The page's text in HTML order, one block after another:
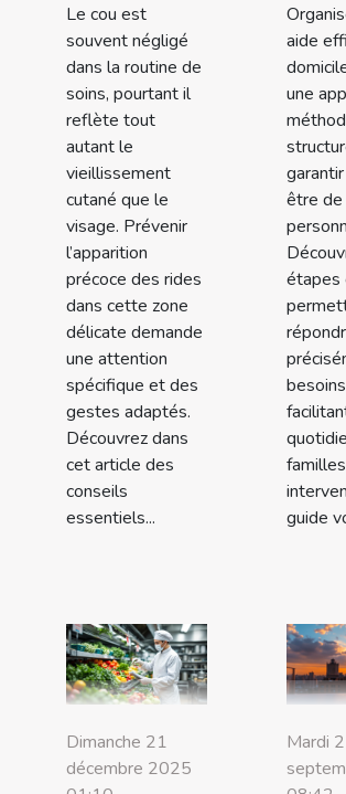
Le cou est
souvent négligé
dans la routine de
soins, pourtant il
reflète tout
autant le
vieillissement
cutané que le
visage. Prévenir
l’apparition
précoce des rides
dans cette zone
délicate demande
une attention
spécifique et des
gestes adaptés.
Découvrez dans
cet article des
conseils
essentiels...
aide
une
être de
étapes
guide
Dimanche 21
décembre 2025
Mardi 2